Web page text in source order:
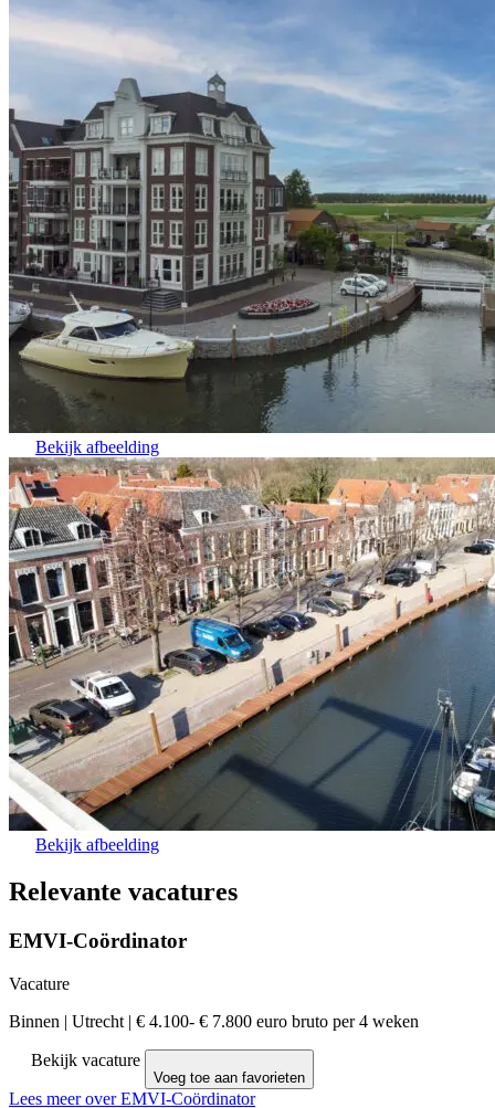
Bekijk afbeelding
Bekijk afbeelding
Relevante vacatures
EMVI-Coördinator
Vacature
Binnen | Utrecht | € 4.100- € 7.800 euro bruto per 4 weken
Bekijk vacature
Voeg toe aan favorieten
Lees meer over EMVI-Coördinator